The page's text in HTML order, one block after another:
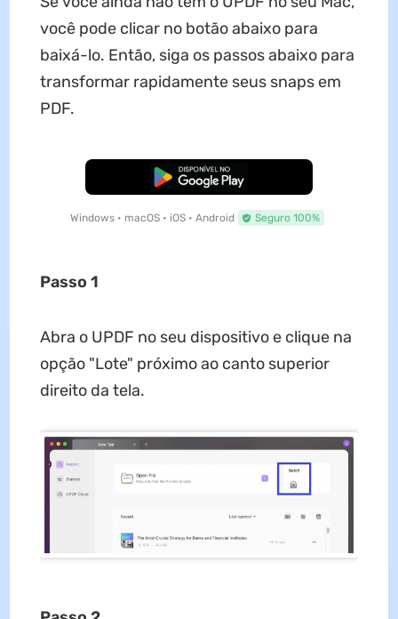
você pode clicar no botão abaixo para
baixá-lo. Então, siga os passos abaixo para
transformar rapidamente seus snaps em
PDF.
Baixar Grátis
Windows • macOS • iOS • Android Seguro 100%
Passo 1
Abra o UPDF no seu dispositivo e clique na
opção "Lote" próximo ao canto superior
direito da tela.